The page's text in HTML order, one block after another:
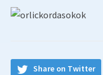
Share on Twitter